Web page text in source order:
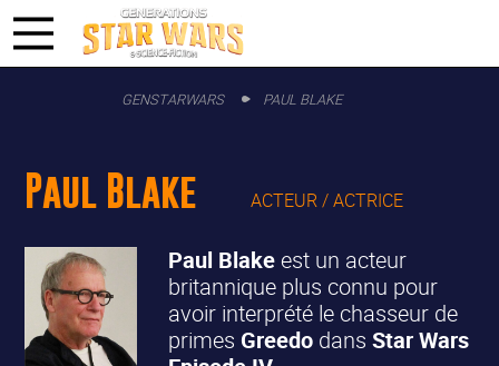
GENSTARWARS PAUL BLAKE
Paul Blake ACTEUR / ACTRICE
Paul Blakeest un acteur
britannique plus connu pour
avoir interprété le chasseur de
primes Greedo dansStar Wars